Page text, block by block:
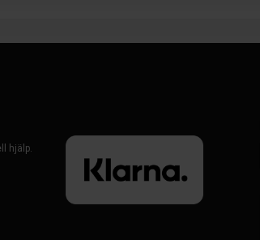
hjälp.